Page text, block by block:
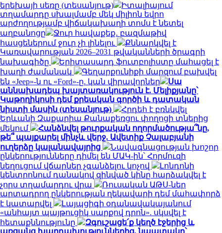
երեխայի սեռը (տեսանյութ)
Իտալիայում
տղամարդը սխալմամբ մեկ միլիոն եվրո
արժողությամբ վիճակախաղի տոմս է նետել
աղբանոցը
Ջուր հավաքեք․ բազմաթիվ
հասցեներում ջուր չի լինելու
Քննարկվել է
Կառավարության 2026–2031 թվականների ծրագրի
նախագիծը
Երիտասարդ ֆուտբոլիստը մահացել է
խաղի ժամանակ
Գեղարքունիքի մարզում բախվել
են «Jeep»-ն ու «Ford»-ը. կան վիրավորներ
Սա
աննախադեպ խայտառակություն է. Մելիքյանը՝
Կաթողիկոսի դեմ քրեական գործի և դատական
նիստի մասին (տեսանյութ)
Հրդեհ է բռնկվել
Երևանի Զաքարիա Քանաքեռցու փողոցի տներից
մեկում
Հանձնվել թուրքական ողորմածությա՞նը,
թե՞ պայքարել մինչև վերջ. Ավետիք Չալաբյանի
ուղերձը կալանավայրից
Նավագնացության խոշոր
ընկերությունները դիմել են ՄԱԿ-ին՝ Հորմուզի
նեղուցում վճարներ չգանձելու կոչով
Լոնդոնի
կենտրոնում դանակով զինված կինը հարձակվել է
չորս տղամարդու վրա
Ռուսական ԱԹՍ-ներ
արտադրող ընկերության ղեկավարի դեմ մահափորձ
է կատարվել
Լայպցիգի օդանավակայանում
«անհայտ պայթուցիկ սարքով դրոն». սկսվել է
հետաքննությունը
Զգուշացե՛ք կեղծ էջերից և
առցանց խարդախություններից, նպատակը՝